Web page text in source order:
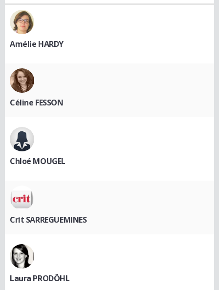
Amélie HARDY
Céline FESSON
Chloé MOUGEL
Crit SARREGUEMINES
Laura PRODÖHL